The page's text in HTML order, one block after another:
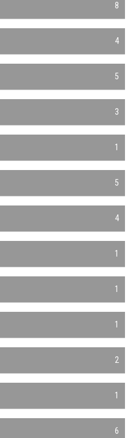
8
4
5
3
1
5
4
1
1
1
2
1
6